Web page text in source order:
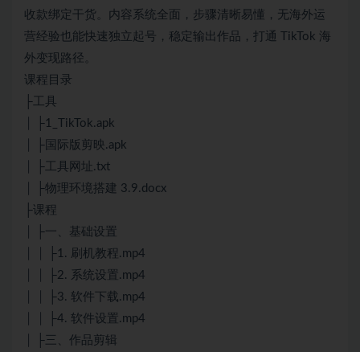
收款绑定干货。内容系统全面，步骤清晰易懂，无海外运
营经验也能快速独立起号，稳定输出作品，打通 TikTok 海
外变现路径。
课程目录
├工具
│ ├1_TikTok.apk
│ ├国际版剪映.apk
│ ├工具网址.txt
│ ├物理环境搭建 3.9.docx
├课程
│ ├一、基础设置
│ │ ├1. 刷机教程.mp4
│ │ ├2. 系统设置.mp4
│ │ ├3. 软件下载.mp4
│ │ ├4. 软件设置.mp4
│ ├三、作品剪辑